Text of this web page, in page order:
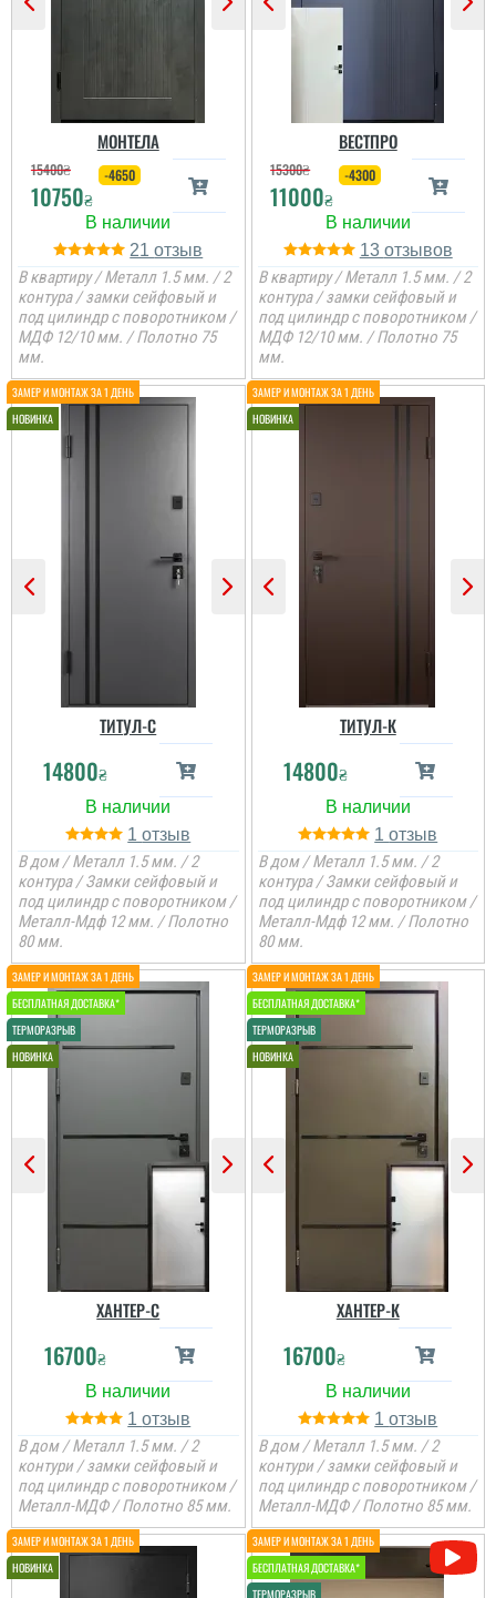
МОНТЕЛА
15400₴
10750₴
-4650
21
В квартиру / Металл 1.5 мм. / 2
контура / замки сейфовый и
под цилиндр с поворотником /
МДФ 12/10 мм. / Полотно 75
мм.
ВЕСТПРО
15300₴
11000₴
-4300
13
В квартиру / Металл 1.5 мм. / 2
контура / замки сейфовый и
под цилиндр с поворотником /
МДФ 12/10 мм. / Полотно 75
мм.
ТИТУЛ-C
14800₴
1
В дом / Металл 1.5 мм. / 2
контура / Замки сейфовый и
под цилиндр с поворотником /
Металл-Мдф 12 мм. / Полотно
80 мм.
ТИТУЛ-К
14800₴
1
В дом / Металл 1.5 мм. / 2
контура / Замки сейфовый и
под цилиндр с поворотником /
Металл-Мдф 12 мм. / Полотно
80 мм.
ХАНТЕР-С
16700₴
1
В дом / Металл 1.5 мм. / 2
контури / замки сейфовый и
под цилиндр с поворотником /
Металл-МДФ / Полотно 85 мм.
ХАНТЕР-К
16700₴
1
В дом / Металл 1.5 мм. / 2
контури / замки сейфовый и
под цилиндр с поворотником /
Металл-МДФ / Полотно 85 мм.